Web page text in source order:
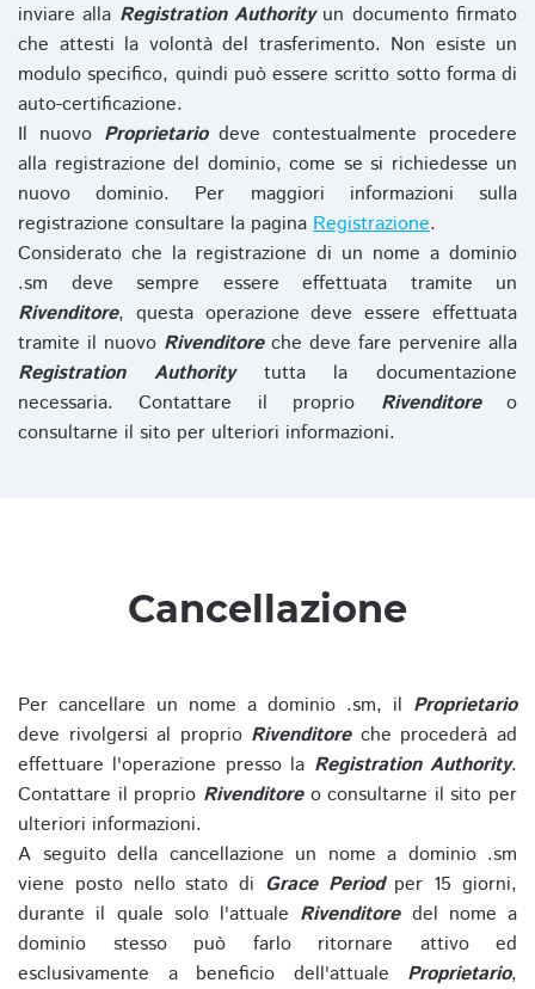
inviare alla Registration Authorityun documento firmato
che attesti la volontà del trasferimento. Non esiste un
modulo specifico, quindi può essere scritto sotto forma di
auto-certificazione.
Il nuovo Proprietariodeve contestualmente procedere
alla registrazione del dominio, come se si richiedesse un
nuovo dominio. Per maggiori informazioni sulla
registrazione consultare la pagina Registrazione.
Considerato che la registrazione di un nome a dominio
.sm deve sempre essere effettuata tramite un
Rivenditore, questa operazione deve essere effettuata
tramite il nuovo Rivenditoreche deve fare pervenire alla
Registration Authoritytutta la documentazione
necessaria. Contattare il proprio Rivenditoreo
consultarne il sito per ulteriori informazioni.
Cancellazione
Per cancellare un nome a dominio .sm, il Proprietario
deve rivolgersi al proprio Rivenditoreche procederà ad
effettuare l'operazione presso la Registration Authority.
Contattare il proprio Rivenditoreo consultarne il sito per
ulteriori informazioni.
A seguito della cancellazione un nome a dominio .sm
viene posto nello stato di Grace Periodper 15 giorni,
durante il quale solo l'attuale Rivenditoredel nome a
dominio stesso può farlo ritornare attivo ed
esclusivamente a beneficio dell'attuale Proprietario,